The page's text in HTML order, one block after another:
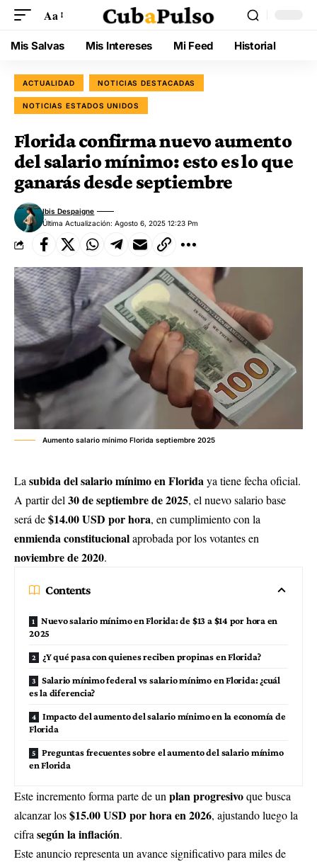
Aa
Mis Salvas Mis Intereses Mi Feed Historial
ACTUALIDAD NOTICIAS DESTACADAS
NOTICIAS ESTADOS UNIDOS
Florida confirma nuevo aumento
del salario mínimo: esto es lo que
ganarás desde septiembre
Última Actualización: Agosto 6, 2025 12:23 Pm
Ibis Despaigne
Aumento salario mínimo Florida septiembre 2025
Lasubida del salario mínimo en Floridaya tiene fecha oficial.
A partir del30 de septiembre de 2025, el nuevo salario base
será de$14.00 USD por hora, en cumplimiento con la
enmienda constitucionalaprobada por los votantes en
noviembre de 2020.
Contents
Nuevo salario mínimo en Florida: de $13 a $14 por hora en
2025
¿Y qué pasa con quienes reciben propinas en Florida?
Salario mínimo federal vs salario mínimo en Florida: ¿cuál
es la diferencia?
Impacto del aumento del salario mínimo en la economía de
Florida
Preguntas frecuentes sobre el aumento del salario mínimo
en Florida
Este incremento forma parte de unplan progresivoque busca
alcanzar los$15.00 USD por hora en 2026, ajustando luego la
cifrasegún la inflación.
Este anuncio representa un avance significativo para miles de